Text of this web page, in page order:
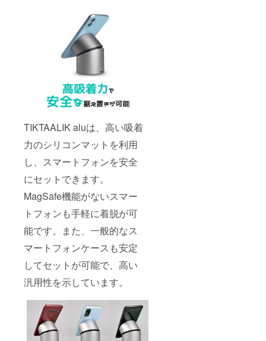
TIKTAALIK aluは、高い吸着
力のシリコンマットを利用
し、スマートフォンを安全
にセットできます。
MagSafe機能がないスマー
トフォンも手軽に着脱が可
能です。また、一般的なス
マートフォンケースも安定
してセットが可能で、高い
汎用性を示しています。